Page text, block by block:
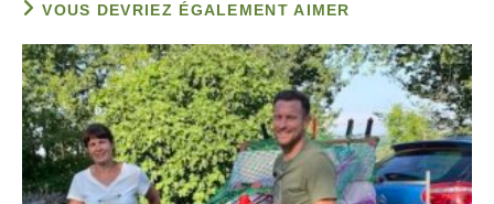
VOUS DEVRIEZ ÉGALEMENT AIMER